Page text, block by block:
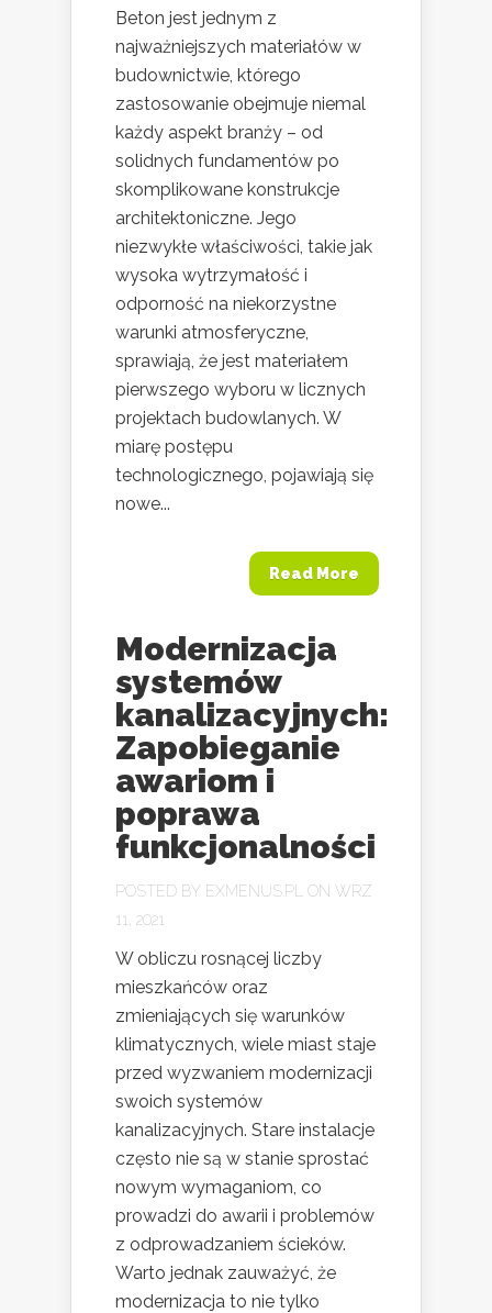
Beton jest jednym z
najważniejszych materiałów w
budownictwie, którego
zastosowanie obejmuje niemal
każdy aspekt branży – od
solidnych fundamentów po
skomplikowane konstrukcje
architektoniczne. Jego
niezwykłe właściwości, takie jak
wysoka wytrzymałość i
odporność na niekorzystne
warunki atmosferyczne,
sprawiają, że jest materiałem
pierwszego wyboru w licznych
projektach budowlanych. W
miarę postępu
technologicznego, pojawiają się
nowe...
Read More
Modernizacja
systemów
kanalizacyjnych:
Zapobieganie
awariom i
poprawa
funkcjonalności
POSTED BY EXMENUS.PL
ON WRZ
11, 2021
W obliczu rosnącej liczby
mieszkańców oraz
zmieniających się warunków
klimatycznych, wiele miast staje
przed wyzwaniem modernizacji
swoich systemów
kanalizacyjnych. Stare instalacje
często nie są w stanie sprostać
nowym wymaganiom, co
prowadzi do awarii i problemów
z odprowadzaniem ścieków.
Warto jednak zauważyć, że
modernizacja to nie tylko